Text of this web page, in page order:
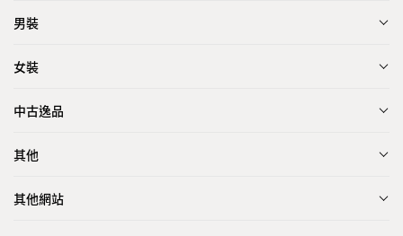
男裝
女裝
中古逸品
其他
其他網站